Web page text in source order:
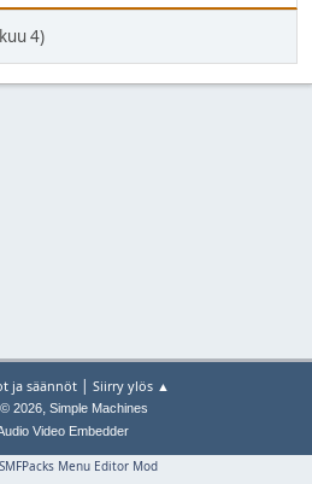
4)
ja säännöt | Siirry ylös ▲
2026, Simple Machines
Video Embedder
Menu Editor Mod